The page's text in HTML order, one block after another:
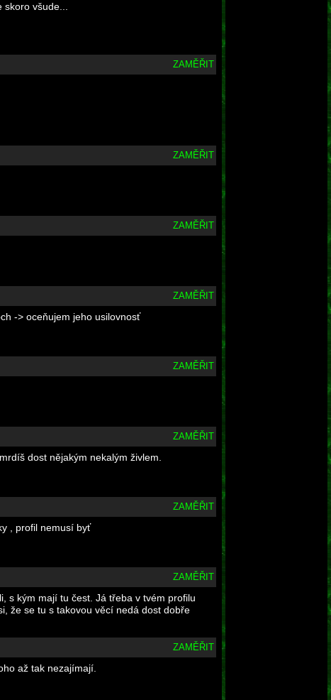
skoro všude...
ZAMĚŘIT
ZAMĚŘIT
ZAMĚŘIT
ZAMĚŘIT
-> oceňujem jeho usilovnosť
ZAMĚŘIT
ZAMĚŘIT
dost nějakým nekalým živlem.
ZAMĚŘIT
, profil nemusí byť
ZAMĚŘIT
s kým mají tu čest. Já třeba v tvém profilu
že se tu s takovou věcí nedá dost dobře
ZAMĚŘIT
až tak nezajímají.